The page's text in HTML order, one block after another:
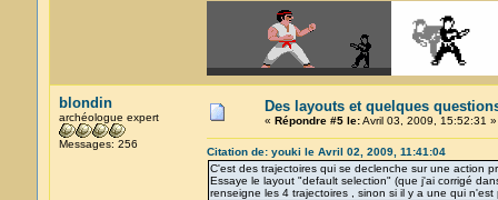
blondin
archéologue expert
Messages: 256
Des layouts et quelques
« Répondre #5 le:Avril 03, 2009, 15:52:31 »
Citation de: youki le Avril 02, 2009, 11:41:04
C'est des trajectoires qui se declenche sur une action
Essaye le layout "default selection" (que j'ai corrigé
renseigne les 4 trajectoires , sinon si il y a une qui